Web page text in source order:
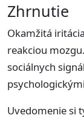
Zhrnutie
Okamžitá
reakciou
sociálnych
Uvedomenie si